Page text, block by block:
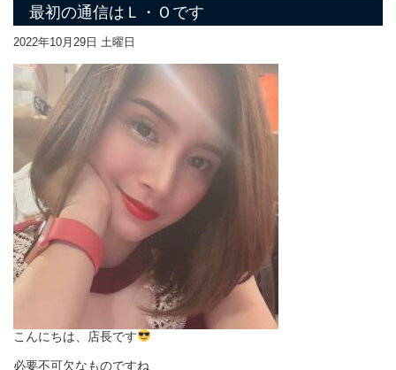
最初の通信はＬ・Ｏです
2022年10月29日 土曜日
こんにちは、店長です
必要不可欠なものですね